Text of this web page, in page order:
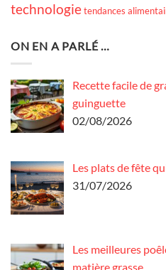
technologietendances
ON EN A PARLÉ …
Recette facile de
guinguette
02/08/2026
Les plats de fête
31/07/2026
Les meilleures
matière grasse